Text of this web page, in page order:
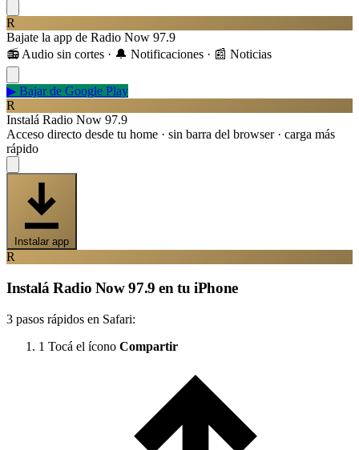
R
Bajate la app de Radio Now 97.9
📻 Audio sin cortes · 🔔 Notificaciones · 📰 Noticias
▶ Bajar de Google Play
R
Instalá Radio Now 97.9
Acceso directo desde tu home · sin barra del browser · carga más
rápido
Instalar app
R
Instalá Radio Now 97.9 en tu iPhone
3 pasos rápidos en Safari:
1 Tocá el ícono Compartir